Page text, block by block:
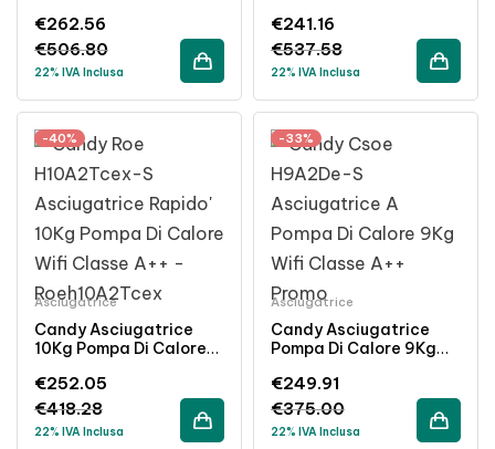
Libera Installazione
€506.80
€262.56
22% IVA Inclusa
A+++
€537.58
€241.16
22% IVA Inclusa
-40%
Asciugatrice
Candy Asciugatrice
10Kg Pompa Di Calore
Acciaio Inossidabile
€418.28
€252.05
22% IVA Inclusa
-33%
Asciugatrice
Candy Asciugatrice
Pompa Di Calore 9Kg
Bianco
€375.00
€249.91
22% IVA Inclusa